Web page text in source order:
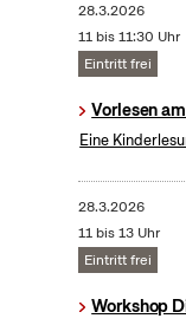
28.3.2026
11 bis 11:30 Uhr
Eintritt frei
Vorlesen
Eine
28.3.2026
11 bis 13 Uhr
Eintritt frei
Workshop